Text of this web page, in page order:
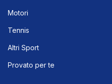
Motori
Tennis
Altri Sport
Provato per te